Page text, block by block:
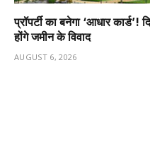
प्रॉपर्टी का बनेगा ‘आधार
होंगे जमीन के विवाद
AUGUST 6, 2026